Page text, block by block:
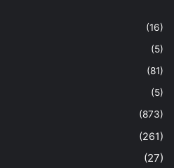
(16)
(5)
(81)
(5)
(873)
(261)
(27)